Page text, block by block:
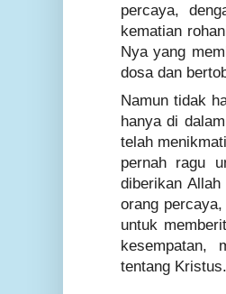
percaya,
kematian
Nya yang
dosa dan
Namun tidak
hanya di
telah
pernah ragu
diberikan
orang
untuk
kesempatan,
tentang Kristus.